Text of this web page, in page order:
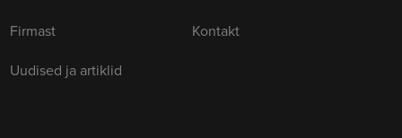
Firmast
Uudised ja artiklid
Kontakt